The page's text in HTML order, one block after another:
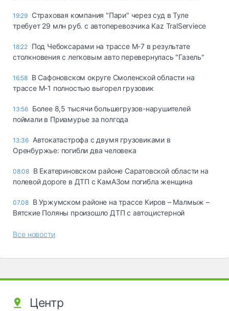
19:29 Страховая компания "Пари" через суд в Туле
требует 29 млн руб. с автоперевозчика Kaz TralServiece
18:22 Под Чебоксарами на трассе М-7 в результате
столкновения с легковым авто перевернулась "Газель"
16:58 В Сафоновском округе Смоленской области на
трассе М-1 полностью выгорел грузовик
13:56 Более 8,5 тысячи большегрузов-нарушителей
поймали в Приамурье за полгода
13:36 Автокатастрофа с двумя грузовиками в
Оренбуржье: погибли два человека
08:08 В Екатериновском районе Саратовской области на
полевой дороге в ДТП с КамАЗом погибла женщина
07.08 В Уржумском районе на трассе Киров – Малмыж –
Вятские Поляны произошло ДТП с автоцистерной
Все новости
Центр